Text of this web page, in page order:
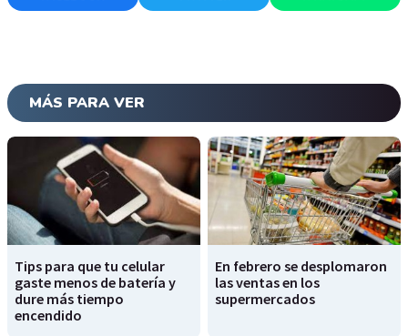
MÁS PARA VER
Tips para que tu celular
gaste menos de batería y
dure más tiempo
encendido
En febrero se desplomaron
las ventas en los
supermercados